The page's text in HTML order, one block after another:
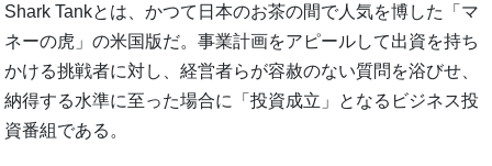
Shark Tankとは、かつて日本のお茶の間で人気を博した「マ
ネーの虎」の米国版だ。事業計画をアピールして出資を持ち
かける挑戦者に対し、経営者らが容赦のない質問を浴びせ、
納得する水準に至った場合に「投資成立」となるビジネス投
資番組である。